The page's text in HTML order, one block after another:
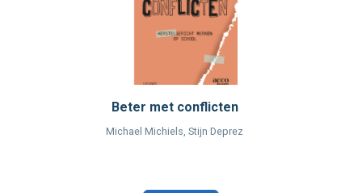
Beter met conflicten
Michael Michiels, Stijn Deprez